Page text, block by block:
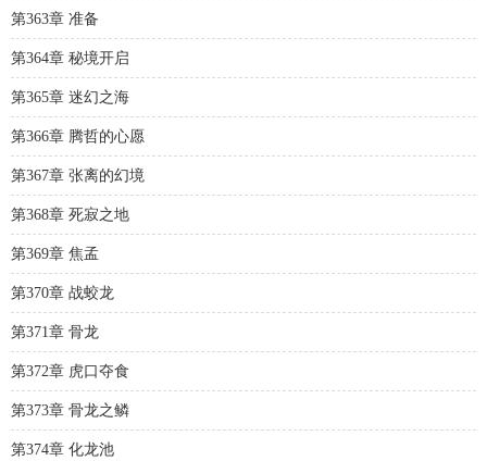
第363章 准备
第364章 秘境开启
第365章 迷幻之海
第366章 腾哲的心愿
第367章 张离的幻境
第368章 死寂之地
第369章 焦孟
第370章 战蛟龙
第371章 骨龙
第372章 虎口夺食
第373章 骨龙之鳞
第374章 化龙池